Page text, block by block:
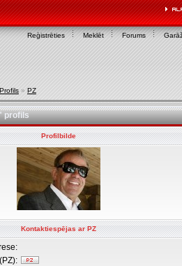
Reģistrēties Meklēt Forums
Profils » PZ
profils
Profilbilde
Kontaktiespējas ar PZ